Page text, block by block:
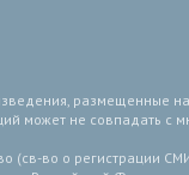
размещенные
может не совпадать с
(св-во о регистрации